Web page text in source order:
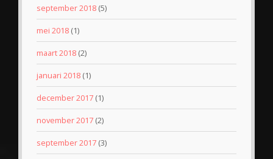
september 2018 (5)
mei 2018 (1)
maart 2018 (2)
januari 2018 (1)
december 2017 (1)
november 2017 (2)
september 2017 (3)